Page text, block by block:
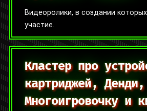
Видеоролики, в создании
участие.
Кластер про
картриджей, Денди,
Многоигровочку и